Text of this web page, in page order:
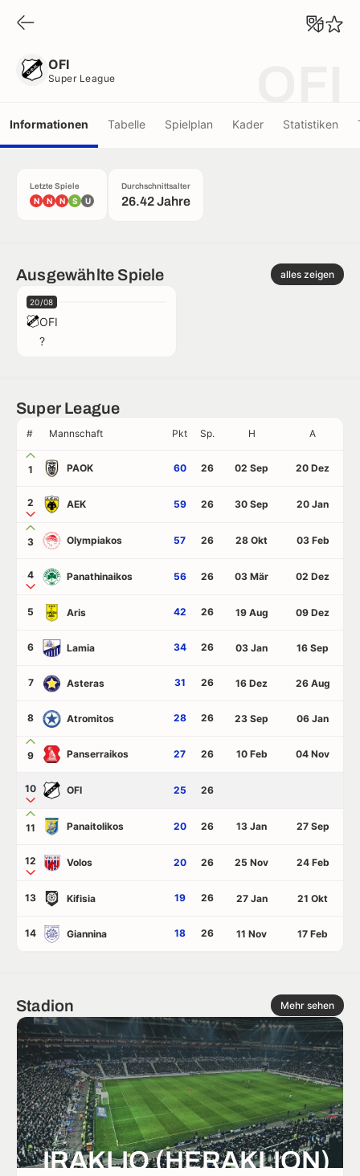
OFI
Super League
Informationen Tabelle Spielplan Kader Statistiken
Letzte Spiele
N N N S U
Durchschnittsalter
26.42 Jahre
Ausgewählte Spiele alles zeigen
20/08
OFI
?
Super League
# Mannschaft Pkt Sp. H A
1 PAOK 60 26 02 Sep 20 Dez
2 AEK 59 26 30 Sep 20 Jan
3 Olympiakos 57 26 28 Okt 03 Feb
4 Panathinaikos 56 26 03 Mär 02 Dez
5 Aris 42 26 19 Aug 09 Dez
6 Lamia 34 26 03 Jan 16 Sep
7 Asteras 31 26 16 Dez 26 Aug
8 Atromitos 28 26 23 Sep 06 Jan
9 Panserraikos 27 26 10 Feb 04 Nov
10 OFI 25 26
11 Panaitolikos 20 26 13 Jan 27 Sep
12 Volos 20 26 25 Nov 24 Feb
13 Kifisia 19 26 27 Jan 21 Okt
14 Giannina 18 26 11 Nov 17 Feb
Stadion Mehr sehen
IRAKLIO (HERAKLION)